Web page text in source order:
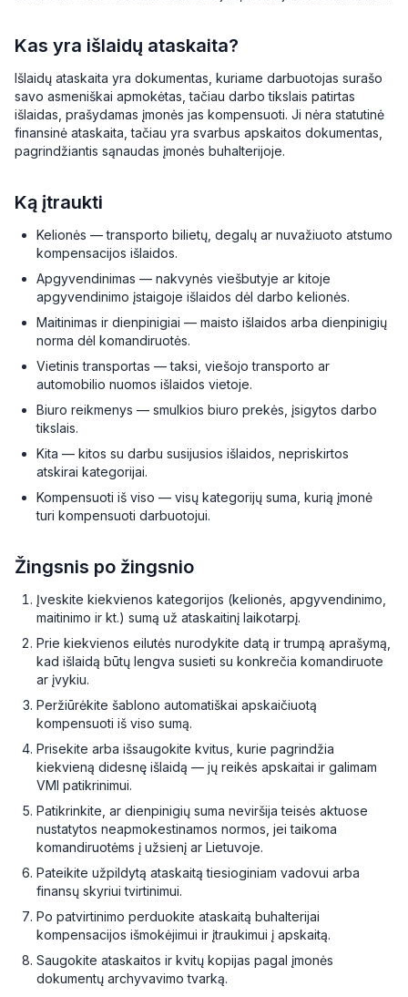
Kas yra išlaidų ataskaita?
Išlaidų ataskaita yra dokumentas, kuriame darbuotojas surašo
savo asmeniškai apmokėtas, tačiau darbo tikslais patirtas
išlaidas, prašydamas įmonės jas kompensuoti. Ji nėra statutinė
finansinė ataskaita, tačiau yra svarbus apskaitos dokumentas,
pagrindžiantis sąnaudas įmonės buhalterijoje.
Ką įtraukti
Kelionės — transporto bilietų, degalų ar nuvažiuoto atstumo
kompensacijos išlaidos.
Apgyvendinimas — nakvynės viešbutyje ar kitoje
apgyvendinimo įstaigoje išlaidos dėl darbo kelionės.
Maitinimas ir dienpinigiai — maisto išlaidos arba dienpinigių
norma dėl komandiruotės.
Vietinis transportas — taksi, viešojo transporto ar
automobilio nuomos išlaidos vietoje.
Biuro reikmenys — smulkios biuro prekės, įsigytos darbo
tikslais.
Kita — kitos su darbu susijusios išlaidos, nepriskirtos
atskirai kategorijai.
Kompensuoti iš viso — visų kategorijų suma, kurią įmonė
turi kompensuoti darbuotojui.
Žingsnis po žingsnio
Įveskite kiekvienos kategorijos (kelionės, apgyvendinimo,
maitinimo ir kt.) sumą už ataskaitinį laikotarpį.
Prie kiekvienos eilutės nurodykite datą ir trumpą aprašymą,
kad išlaidą būtų lengva susieti su konkrečia komandiruote
ar įvykiu.
Peržiūrėkite šablono automatiškai apskaičiuotą
kompensuoti iš viso sumą.
Prisekite arba išsaugokite kvitus, kurie pagrindžia
kiekvieną didesnę išlaidą — jų reikės apskaitai ir galimam
VMI patikrinimui.
Patikrinkite, ar dienpinigių suma neviršija teisės aktuose
nustatytos neapmokestinamos normos, jei taikoma
komandiruotėms į užsienį ar Lietuvoje.
Pateikite užpildytą ataskaitą tiesioginiam vadovui arba
finansų skyriui tvirtinimui.
Po patvirtinimo perduokite ataskaitą buhalterijai
kompensacijos išmokėjimui ir įtraukimui į apskaitą.
Saugokite ataskaitos ir kvitų kopijas pagal įmonės
dokumentų archyvavimo tvarką.